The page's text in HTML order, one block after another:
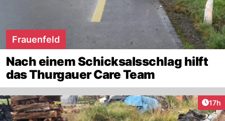
Frauenfeld
Nach einem Schicksalsschlag hilft
das Thurgauer Care Team
17h